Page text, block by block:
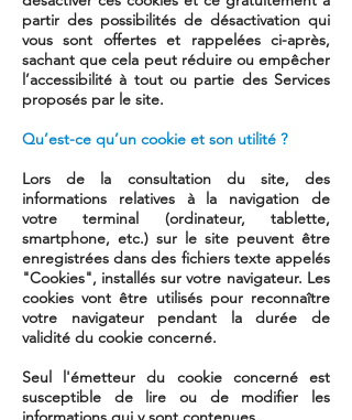
partir des possibilités de désactivation qui
vous sont offertes et rappelées ci-après,
sachant que cela peut réduire ou empêcher
l’accessibilité à tout ou partie des Services
proposés par le site.
Qu’est-ce qu’un cookie et son utilité ?
Lors de la consultation du site, des
informations relatives à la navigation de
votre terminal (ordinateur, tablette,
smartphone, etc.) sur le site peuvent être
enregistrées dans des fichiers texte appelés
"Cookies", installés sur votre navigateur. Les
cookies vont être utilisés pour reconnaître
votre navigateur pendant la durée de
validité du cookie concerné.
Seul l'émetteur du cookie concerné est
susceptible de lire ou de modifier les